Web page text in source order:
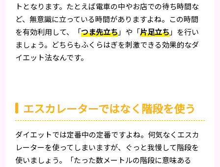
トとなります。たとえば電車の中やお店での待ち時間な
ど、無意識に立っている時間がありますよね。この時間
を有効利用して、「つま先立ち」や「片足立ち」を行い
ましょう。どちらもふくらはぎを刺激できる効果的なダ
イエット法なんです。
エスカレーターではなく階段を使う
ダイエットでは定番中の定番ですよね。何気なくエスカ
レーターを使ってしまいますが、ぐっと我慢して階段を
使いましょう。「たった数メートルの階段に意味ある